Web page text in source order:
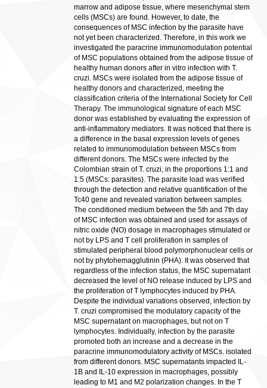
marrow and adipose tissue, where mesenchymal stem
cells (MSCs) are found. However, to date, the
consequences of MSC infection by the parasite have
not yet been characterized. Therefore, in this work we
investigated the paracrine immunomodulation potential
of MSC populations obtained from the adipose tissue of
healthy human donors after in vitro infection with T.
cruzi. MSCs were isolated from the adipose tissue of
healthy donors and characterized, meeting the
classification criteria of the International Society for Cell
Therapy. The immunological signature of each MSC
donor was established by evaluating the expression of
anti-inflammatory mediators. It was noticed that there is
a difference in the basal expression levels of genes
related to immunomodulation between MSCs from
different donors. The MSCs were infected by the
Colombian strain of T. cruzi, in the proportions 1:1 and
1:5 (MSCs: parasites). The parasite load was verified
through the detection and relative quantification of the
Tc40 gene and revealed variation between samples.
The conditioned medium between the 5th and 7th day
of MSC infection was obtained and used for assays of
nitric oxide (NO) dosage in macrophages stimulated or
not by LPS and T cell proliferation in samples of
stimulated peripheral blood polymorphonuclear cells or
not by phytohemagglutinin (PHA). It was observed that
regardless of the infection status, the MSC supernatant
decreased the level of NO release induced by LPS and
the proliferation of T lymphocytes induced by PHA.
Despite the individual variations observed, infection by
T. cruzi compromised the modulatory capacity of the
MSC supernatant on macrophages, but not on T
lymphocytes. Individually, infection by the parasite
promoted both an increase and a decrease in the
paracrine immunomodulatory activity of MSCs. isolated
from different donors. MSC supernatants impacted IL-
1B and IL-10 expression in macrophages, possibly
leading to M1 and M2 polarization changes. In the T